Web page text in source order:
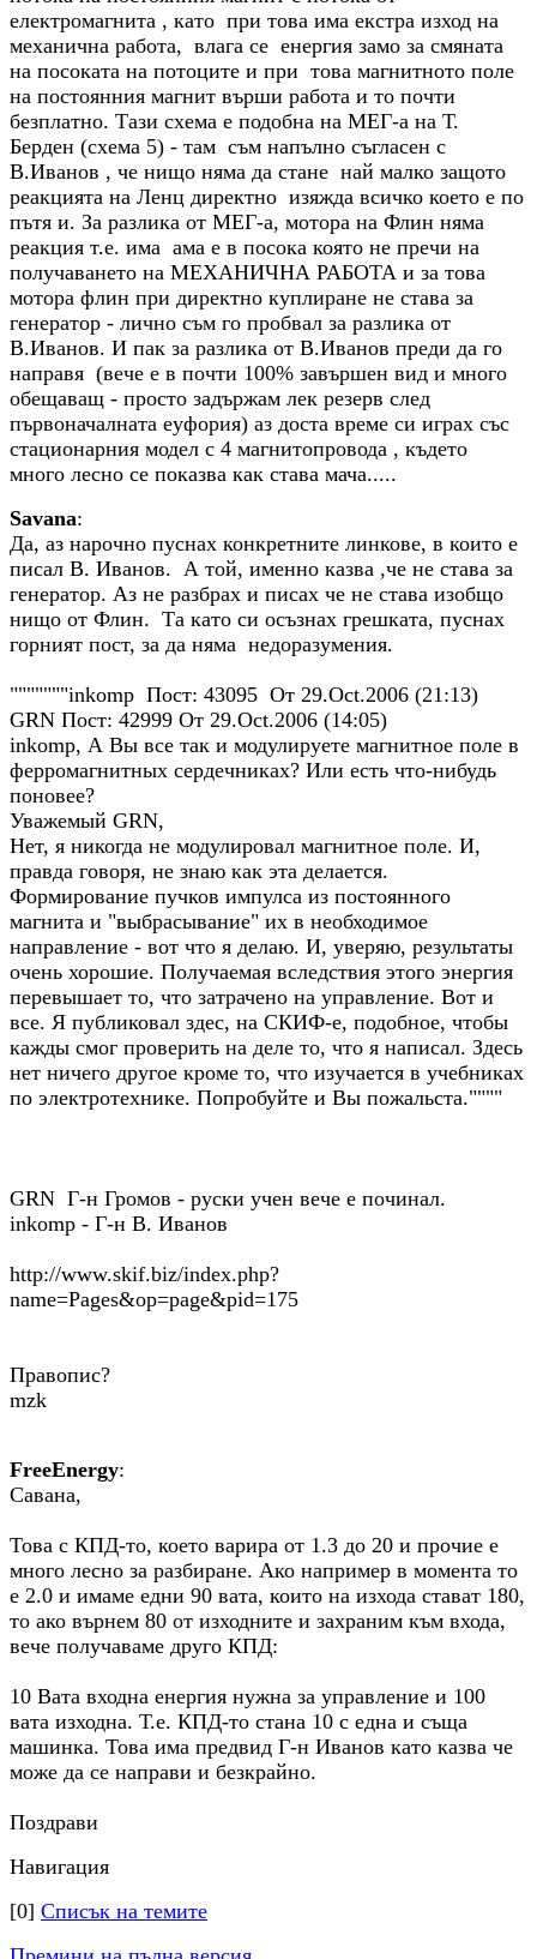
електромагнита , като при това има екстра изход на
механична работа, влага се енергия замо за смяната
на посоката на потоците и при това магнитното поле
на постоянния магнит върши работа и то почти
безплатно. Тази схема е подобна на МЕГ-а на Т.
Берден (схема 5) - там съм напълно съгласен с
В.Иванов , че нищо няма да стане най малко защото
реакцията на Ленц директно изяжда всичко което е по
пътя и. За разлика от МЕГ-а, мотора на Флин няма
реакция т.е. има ама е в посока която не пречи на
получаването на МЕХАНИЧНА РАБОТА и за това
мотора флин при директно куплиране не става за
генератор - лично съм го пробвал за разлика от
В.Иванов. И пак за разлика от В.Иванов преди да го
направя (вече е в почти 100% завършен вид и много
обещаващ - просто задържам лек резерв след
първоначалната еуфория) аз доста време си играх със
стационарния модел с 4 магнитопровода , където
много лесно се показва как става мача.....
Savana:
Дa, аз нарочно пуснах конкретните линкове, в които е
писал В. Иванов. А той, именно казва ,че не става за
генератор. Aз не разбрах и писах че не става изобщо
нищо от Флин. Tа като си осъзнах грешката, пуснах
горният пост, за да няма недоразумения.
"""""""inkomp Пост: 43095 От 29.Oct.2006 (21:13)
GRN Пост: 42999 От 29.Oct.2006 (14:05)
inkomp, А Вы все так и модулируете магнитное поле в
ферромагнитных сердечниках? Или есть что-нибудь
поновее?
Уважемый GRN,
Нет, я никогда не модулировал магнитное поле. И,
правда говоря, не знаю как эта делается.
Формирование пучков импулса из постоянного
магнита и "выбрасывание" их в необходимое
направление - вот что я делаю. И, уверяю, результаты
очень хорошие. Получаемая вследствия этого энергия
перевышает то, что затрачено на управление. Вот и
все. Я публиковал здес, на СКИФ-е, подобное, чтобы
кажды смог проверить на деле то, что я написал. Здесь
нет ничего другое кроме то, что изучается в учебниках
по электротехнике. Попробуйте и Вы пожальста.""""
GRN Г-н Громов - руски учен вече е починал.
inkomp - Г-н В. Иванов
http://www.skif.biz/index.php?
name=Pages&op=page&pid=175
Правопис?
mzk
FreeEnergy:
Савана,
Това с КПД-то, което варира от 1.3 до 20 и прочие е
много лесно за разбиране. Ако например в момента то
е 2.0 и имаме едни 90 вата, които на изхода стават 180,
то ако върнем 80 от изходните и захраним към входа,
вече получаваме друго КПД:
10 Вата входна енергия нужна за управление и 100
вата изходна. Т.е. КПД-то стана 10 с една и съща
машинка. Това има предвид Г-н Иванов като казва че
може да се направи и безкрайно.
Поздрави
Навигация
[0] Списък на темите